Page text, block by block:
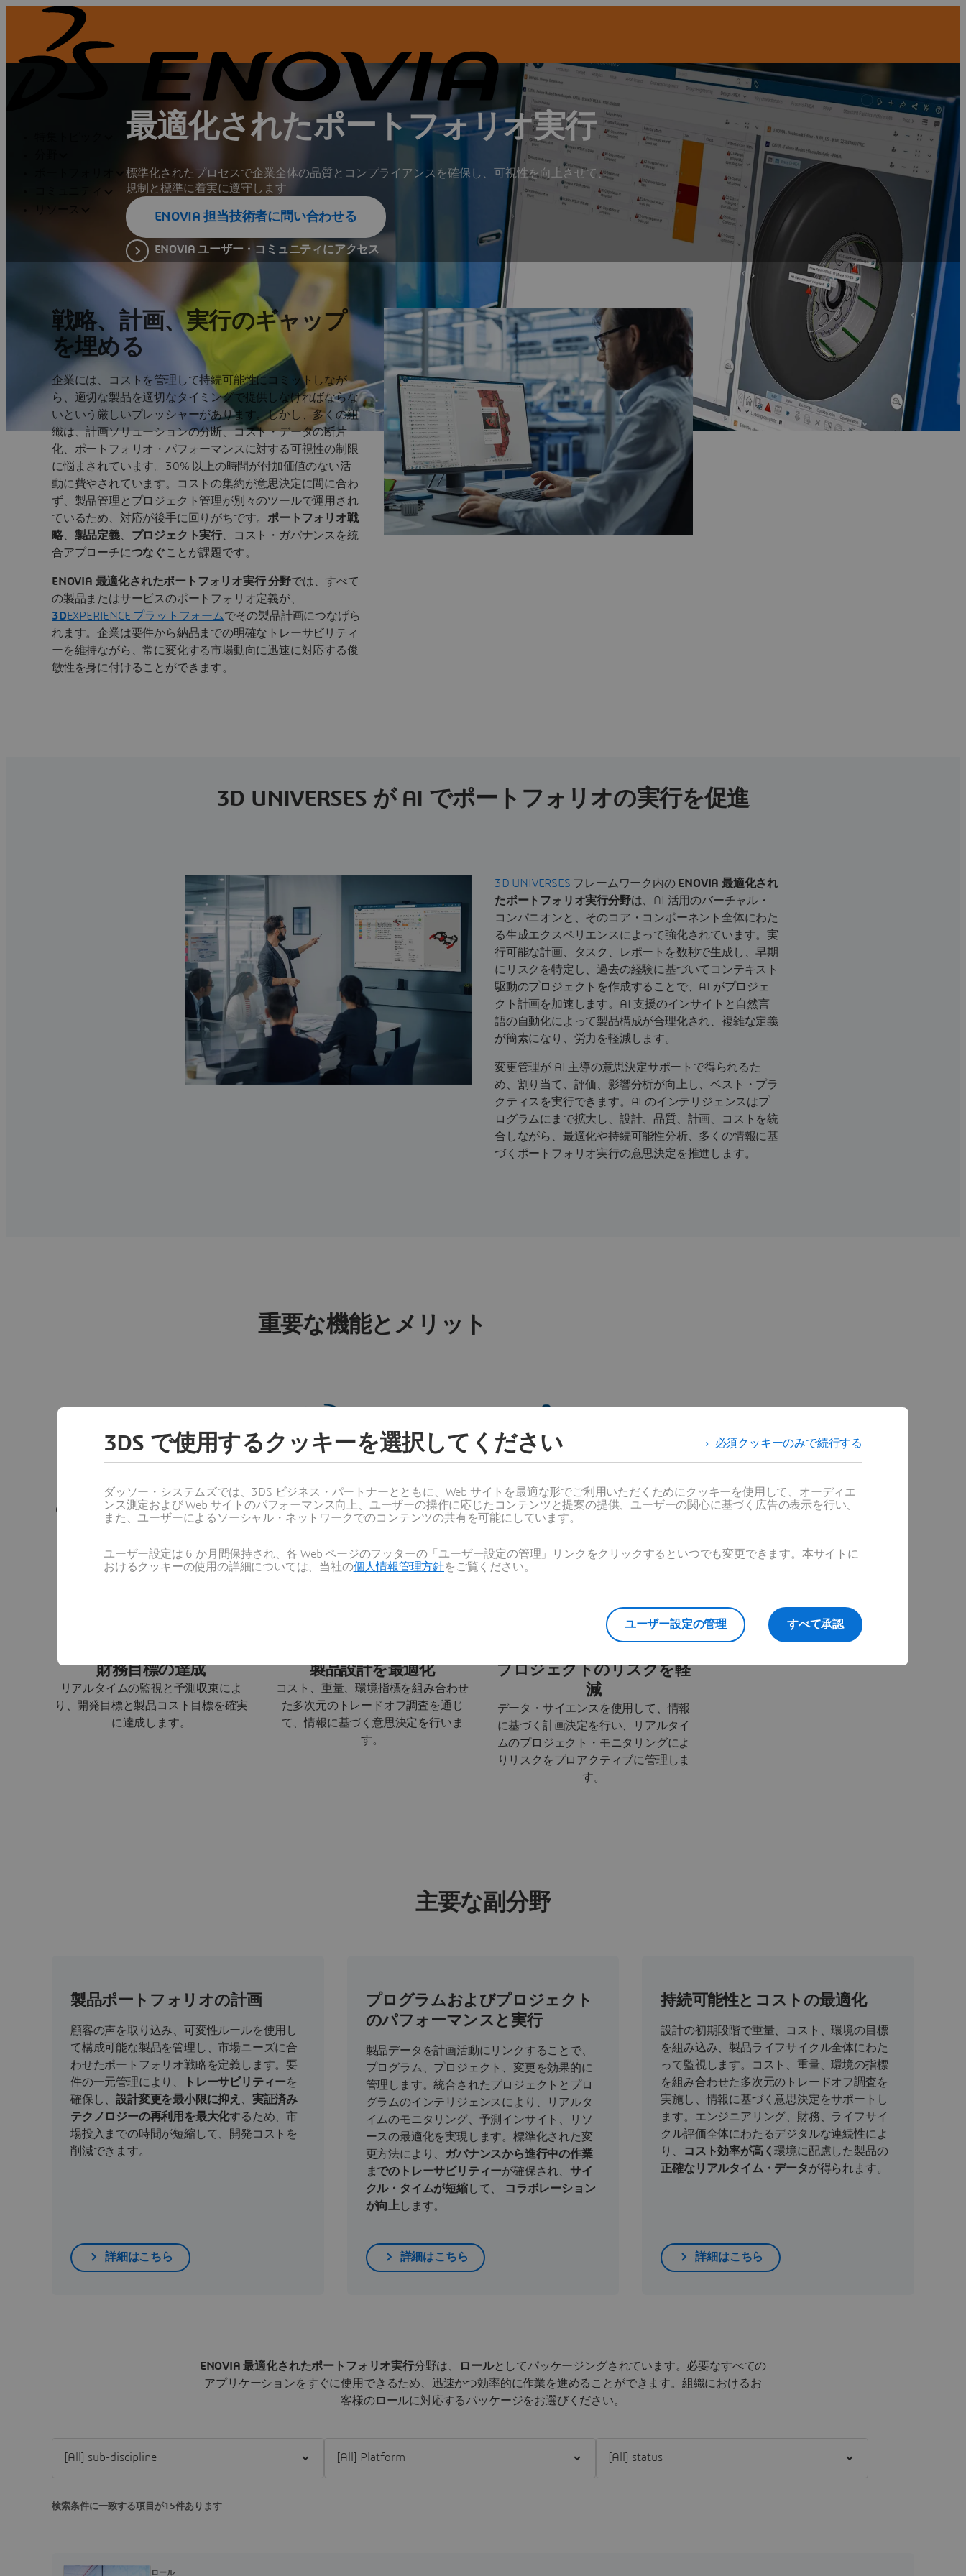
リソース
最適化されたポートフォリオ実行
標準化されたプロセスで企業全体の品質とコンプライアンスを確保し、可視性を向上させて、
規制と標準に着実に遵守します
ENOVIA 担当技術者に問い合わせる
ENOVIA ユーザー・コミュニティにアクセス
戦略、計画、実行のギャップ
を埋める
企業には、コストを管理して持続可能性にコミットしなが
ら、適切な製品を適切なタイミングで提供しなければならな
いという厳しいプレッシャーがあります。しかし、多くの組
織は、計画ソリューションの分断、コスト・データの断片
化、ポートフォリオ・パフォーマンスに対する可視性の制限
に悩まされています。30% 以上の時間が付加価値のない活
動に費やされています。コストの集約が意思決定に間に合わ
ず、製品管理とプロジェクト管理が別々のツールで運用され
ているため、対応が後手に回りがちです。 ポートフォリオ戦
略、 製品定義、 プロジェクト実行 、コスト・ガバナンスを統
合アプローチにつなぐことが課題です。
ENOVIA 最適化されたポートフォリオ実行 分野では、すべて
の製品またはサービスのポートフォリオ定義が、
3DEXPERIENCE プラットフォームでその製品計画につなげら
れます。企業は要件から納品までの明確なトレーサビリティ
ーを維持ながら、常に変化する市場動向に迅速に対応する俊
敏性を身に付けることができます。
3D UNIVERSES が AI でポートフォリオの実行を促進
3D UNIVERSES フレームワーク内の ENOVIA 最適化され
たポートフォリオ実行分野は、AI 活用のバーチャル・
コンパニオンと、そのコア・コンポーネント全体にわた
る生成エクスペリエンスによって強化されています。実
行可能な計画、タスク、レポートを数秒で生成し、早期
にリスクを特定し、過去の経験に基づいてコンテキスト
駆動のプロジェクトを作成することで、AI がプロジェ
クト計画を加速します。AI 支援のインサイトと自然言
語の自動化によって製品構成が合理化され、複雑な定義
が簡素になり、労力を軽減します。
変更管理が AI 主導の意思決定サポートで得られるた
め、割り当て、評価、影響分析が向上し、ベスト・プラ
クティスを実行できます。AI のインテリジェンスはプ
ログラムにまで拡大し、設計、品質、計画、コストを統
合しながら、最適化や持続可能性分析、多くの情報に基
づくポートフォリオ実行の意思決定を推進します。
重要な機能とメリット
AI と分析の活用
Gen7 AI を使用して、予測計画、ポー
トフォリオ最適化、プロアクティブな
市場ニーズに合わせた戦略
顧客の要件を把握し、ポートフォリオ
戦略を製品計画に結び付けます。
追跡可能な変更管理の有効
化
統一し、変更の実行を効率化します。
財務目標の達成
リアルタイムの監視と予測収束によ
り、開発目標と製品コスト目標を確実
に達成します。
製品設計を最適化
コスト、重量、環境指標を組み合わせ
た多次元のトレードオフ調査を通じ
て、情報に基づく意思決定を行いま
す。
プロジェクトのリスクを軽
減
データ・サイエンスを使用して、情報
に基づく計画決定を行い、リアルタイ
ムのプロジェクト・モニタリングによ
りリスクをプロアクティブに管理しま
す。
主要な副分野
製品ポートフォリオの計画
顧客の声を取り込み、可変性ルールを使用し
て構成可能な製品を管理し、市場ニーズに合
わせたポートフォリオ戦略を定義します。要
件の一元管理により、
トレーサビリティーを
確保し、設計変更を最小限に抑え
実証済み
テクノロジーの再利用を最大化するため、市
場投入までの時間が短縮して、開発コストを
削減できます。
詳細はこちら
プログラムおよびプロジェクト
のパフォーマンスと実行
製品データを計画活動にリンクすることで、
プログラム、プロジェクト、変更を効果的に
管理します。統合されたプロジェクトとプロ
グラムのインテリジェンスにより、リアルタ
イムのモニタリング、予測インサイト、リソ
ースの最適化を実現します。標準化された変
更方法により、
ガバナンスから進行中の作業
までのトレーサビリティーが確保され、サイ
クル・タイムが短縮して、
コラボレーション
が向上 します。
詳細はこちら
持続可能性とコストの最適化
設計の初期段階で重量、コスト、環境の目標
を組み込み、製品ライフサイクル全体にわた
って監視します。コスト、重量、環境の指標
を組み合わせた多次元のトレードオフ調査を
実施し、情報に基づく意思決定をサポートし
ます。エンジニアリング、財務、ライフサイ
クル評価全体にわたるデジタルな連続性によ
り、
コスト効率が高く環境に配慮した製品の
正確なリアルタイム・データが得られます。
詳細はこちら
ENOVIA 最適化されたポートフォリオ実行分野は、 ロールとしてパッケージングされています。必要なすべての
アプリケーションをすぐに使用できるため、迅速かつ効率的に作業を進めることができます。 組織におけるお
客様のロールに対応するパッケージをお選びください。
検索条件に一致する項目が15件あります
ロール
必須クッキーのみで続行する
3DS で使用するクッキーを選択してください
ダッソー・システムズでは、3DS ビジネス・パートナーとともに、Web サイトを最適な形でご利用いただくためにクッキーを使用して、オーディエ
ンス測定および Web サイトのパフォーマンス向上、ユーザーの操作に応じたコンテンツと提案の提供、ユーザーの関心に基づく広告の表示を行い、
また、ユーザーによるソーシャル・ネットワークでのコンテンツの共有を可能にしています。
ユーザー設定は 6 か月間保持され、各 Web ページのフッターの「ユーザー設定の管理」リンクをクリックするといつでも変更できます。本サイトに
おけるクッキーの使用の詳細については、当社の個人情報管理方針をご覧ください。
すべて承認
ユーザー設定の管理